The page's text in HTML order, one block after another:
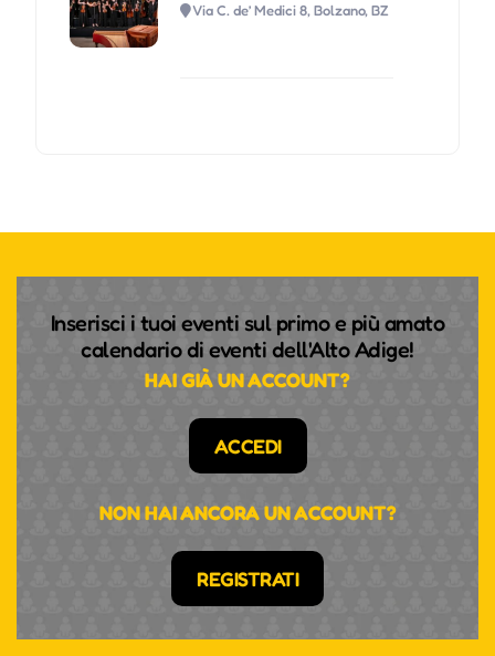
Via C. de’ Medici 8, Bolzano, BZ
Inserisci i tuoi eventi sul primo e più amato
calendario di eventi dell'Alto Adige!
HAI GIÀ UN ACCOUNT?
ACCEDI
NON HAI ANCORA UN ACCOUNT?
REGISTRATI